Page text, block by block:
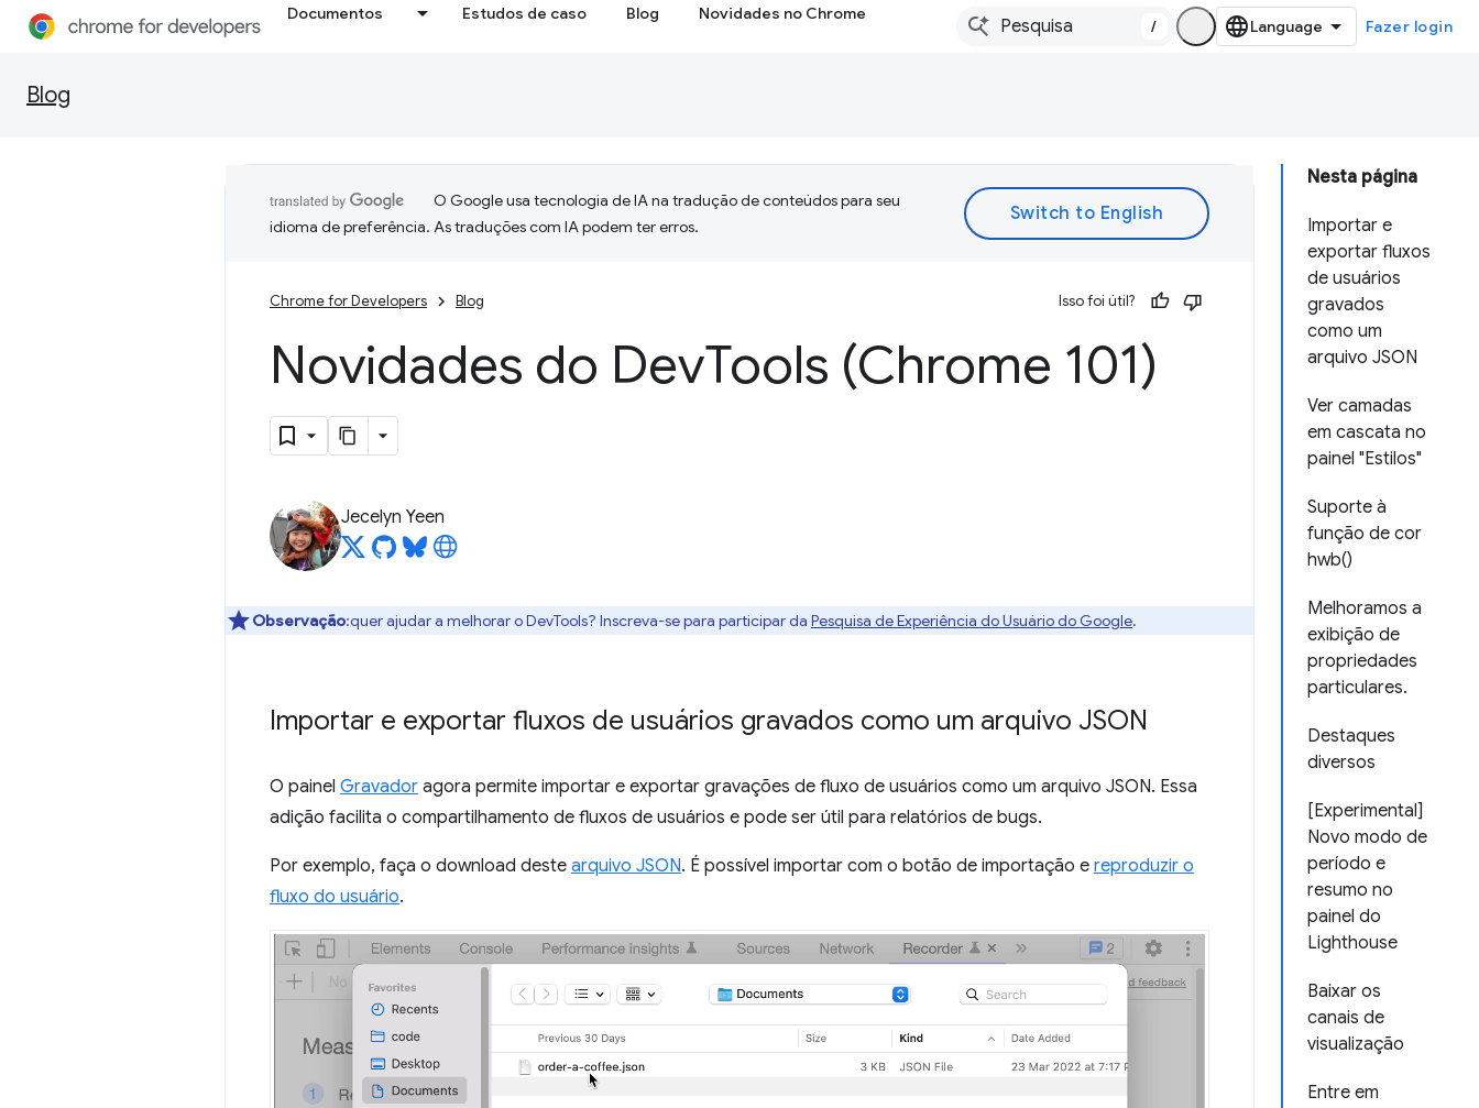
Documentos Estudos de caso Blog Novidades no Chrome
/ Fazer login
Blog
Nesta página
Importar e
exportar fluxos
de usuários
gravados
como um
arquivo JSON
Ver camadas
em cascata no
painel "Estilos"
Suporte à
função de cor
hwb()
Melhoramos a
exibição de
propriedades
particulares.
Destaques
diversos
[Experimental]
Novo modo de
período e
resumo no
painel do
Lighthouse
Baixar os
canais de
visualização
Entre em
O Google usa tecnologia de IA na tradução de conteúdos para seu
idioma de preferência. As traduções com IA podem ter erros.
Chrome for Developers Blog Isso foi útil?
Novidades do DevTools (Chrome 101)
Jecelyn Yeen
Observação:quer ajudar a melhorar o DevTools? Inscreva-se para participar da Pesquisa de Experiência do Usuário do Google.
Importar e exportar fluxos de usuários gravados como um arquivo JSON
O painel Gravador agora permite importar e exportar gravações de fluxo de usuários como um arquivo JSON. Essa
adição facilita o compartilhamento de fluxos de usuários e pode ser útil para relatórios de bugs.
Por exemplo, faça o download deste arquivo JSON. É possível importar com o botão de importação e reproduzir o
fluxo do usuário.